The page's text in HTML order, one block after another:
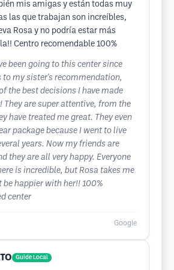
mis amigas y están todas muy
las que trabajan son increíbles,
Rosa y no podría estar más
Centro recomendable 100%
been going to this center since
to my sister's recommendation,
the best decisions I have made
They are super attentive, from the
have treated me great. They even
package because I went to live
years. Now my friends are
they are all very happy. Everyone
is incredible, but Rosa takes me
be happier with her!! 100%
center
Google
Guide Local